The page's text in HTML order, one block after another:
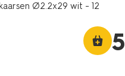
Ø2.2x29 wit - 12
5